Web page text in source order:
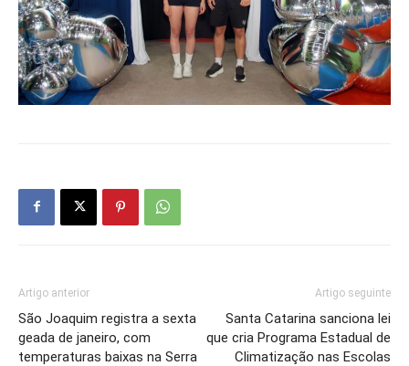
Artigo anterior
São Joaquim registra a sexta
geada de janeiro, com
temperaturas baixas na Serra
Artigo seguinte
Santa Catarina sanciona lei
que cria Programa Estadual de
Climatização nas Escolas